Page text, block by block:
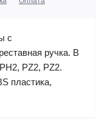
с
ручка. В
PZ2, PZ2.
пластика,